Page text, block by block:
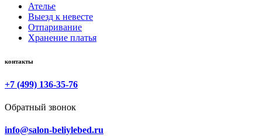
Ателье
Выезд к невесте
Отпаривание
Хранение платья
контакты
+7 (499) 136-35-76
Обратный звонок
info@salon-beliylebed.ru